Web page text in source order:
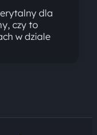
dla
czy to
w dziale